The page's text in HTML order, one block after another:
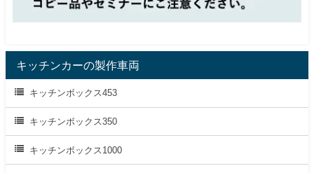
キッチンカーの製作車両
キッチンボックス453
キッチンボックス350
キッチンボックス1000